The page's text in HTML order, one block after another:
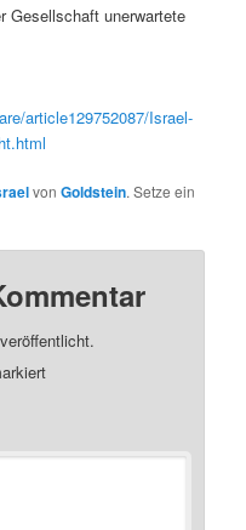
Gesellschaft unerwartete
article129752087/Israel-
vonGoldstein. Setze ein